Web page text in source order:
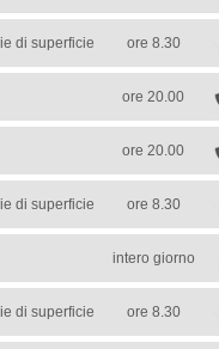
di superficie ore 8.30
ore 20.00
ore 20.00
di superficie ore 8.30
intero giorno
di superficie ore 8.30